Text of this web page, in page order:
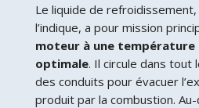
Le liquide de
l’indique, a pour mission
moteur à une
optimale. Il circule dans tout
des conduits pour évacuer
produit par la combustion.